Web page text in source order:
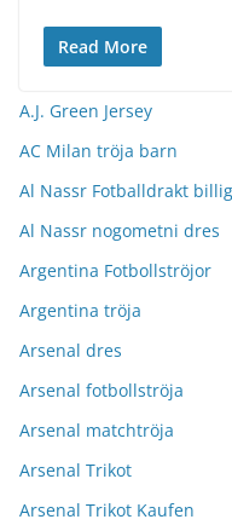
Read More
A.J. Green Jersey
AC Milan tröja barn
Al Nassr Fotballdrakt billig
Al Nassr nogometni dres
Argentina Fotbollströjor
Argentina tröja
Arsenal dres
Arsenal fotbollströja
Arsenal matchtröja
Arsenal Trikot
Arsenal Trikot Kaufen